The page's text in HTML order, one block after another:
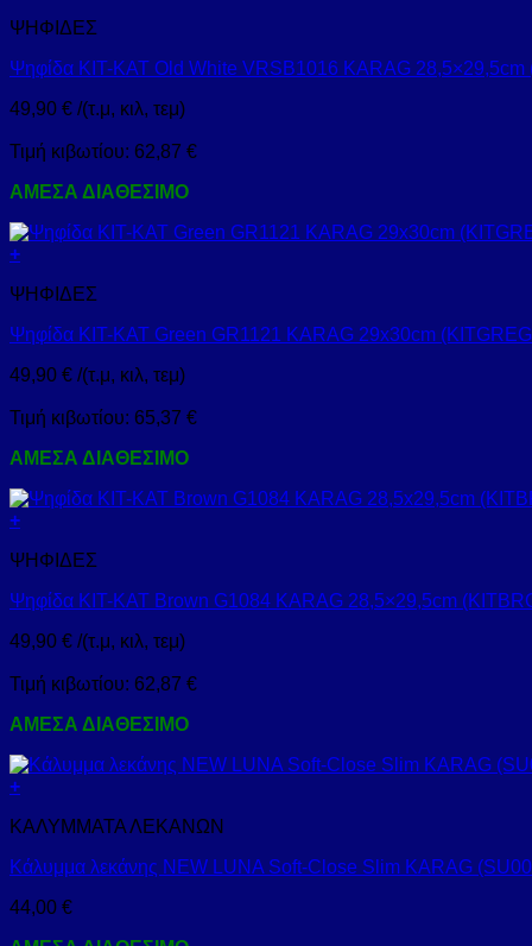
ΨΗΦΙΔΕΣ
Ψηφίδα KIT-KAT Old White VRSB1016 KARAG 28,5×29,5cm
49,90 € /(τ.μ, κιλ, τεμ)
Τιμή κιβωτίου: 62,87 €
ΑΜΕΣΑ ΔΙΑΘΕΣΙΜΟ
+
ΨΗΦΙΔΕΣ
Ψηφίδα KIT-KAT Green GR1121 KARAG 29x30cm
49,90 € /(τ.μ, κιλ, τεμ)
Τιμή κιβωτίου: 65,37 €
ΑΜΕΣΑ ΔΙΑΘΕΣΙΜΟ
+
ΨΗΦΙΔΕΣ
Ψηφίδα KIT-KAT Brown G1084 KARAG 28,5×29,5cm
49,90 € /(τ.μ, κιλ, τεμ)
Τιμή κιβωτίου: 62,87 €
ΑΜΕΣΑ ΔΙΑΘΕΣΙΜΟ
+
ΚΑΛΥΜΜΑΤΑ ΛΕΚΑΝΩΝ
Κάλυμμα λεκάνης NEW LUNA Soft-Close Slim KARAG
44,00 €